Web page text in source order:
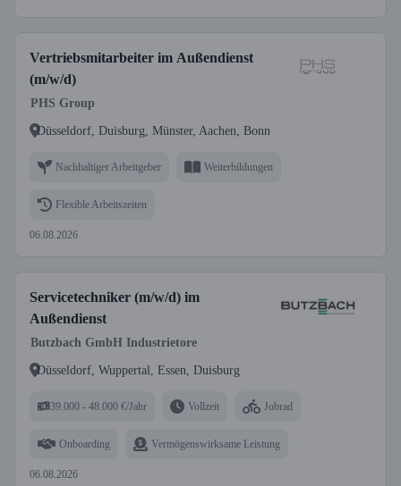
Vertriebsmitarbeiter im Außendienst
(m/w/d)
PHS Group
Düsseldorf, Duisburg, Münster, Aachen, Bonn
Nachhaltiger Arbeitgeber Weiterbildungen
Flexible Arbeitszeiten
06.08.2026
Servicetechniker (m/w/d) im
Außendienst
Butzbach GmbH Industrietore
Düsseldorf, Wuppertal, Essen, Duisburg
39.000 - 48.000 €/Jahr Vollzeit Jobrad
Onboarding Vermögenswirksame Leistung
06.08.2026